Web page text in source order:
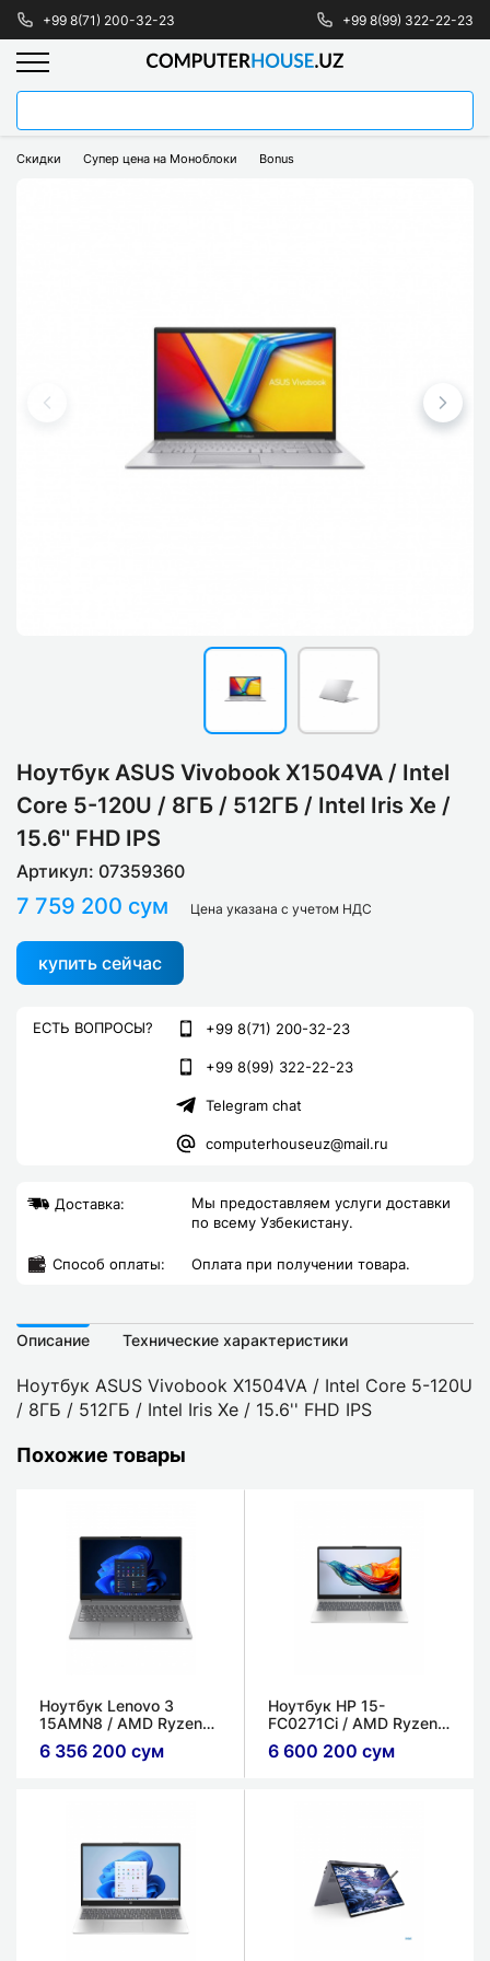
+99 8(71) 200-32-23 +99 8(99) 322-22-23
Скидки Супер цена на Моноблоки Bonus
Ноутбук ASUS Vivobook X1504VA​ / Intel
Core 5-120U​ / 8ГБ / 512ГБ / Intel Iris Xe /
15.6'' FHD IPS
Артикул: 07359360
7 759 200 сум Цена указана с учетом НДС
купить сейчас
ЕСТЬ ВОПРОСЫ? +99 8(71) 200-32-23
+99 8(99) 322-22-23
Telegram chat
computerhouseuz@mail.ru
Доставка:
Мы предоставляем услуги доставки
по всему Узбекистану.
Cпособ оплаты: Оплата при получении товара.
Описание Технические характеристики
Ноутбук ASUS Vivobook X1504VA / Intel Core 5-120U
/ 8ГБ / 512ГБ / Intel Iris Xe / 15.6'' FHD IPS
Похожие товары
Ноутбук Lenovo 3
15AMN8​ / AMD Ryzen™
5 40​ / 8ГБ / 512ГБ /
AMD Radeon™ 610M
6 356 200 сум
Ноутбук HP 15-
FC0271Ci​ / AMD Ryzen
5 7520U​ / 8 ГБ / 512 ГБ
/ Интегрированная AMD
6 600 200 сум